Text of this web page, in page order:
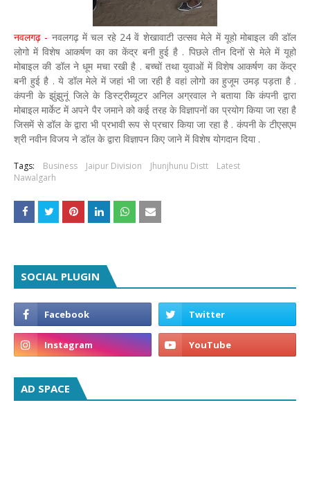
नवलगढ़ - नवलगढ़ में चल रहे 24 वें शेखावाटी उत्सव मेले में यूहो मोबाइल की डॉल
लोगो में विशेष आकर्षण का का केंद्र बनी हुई है . पिछले तीन दिनों से मेले में यूहो
मोबाइल की डॉल ने धूम मचा रखी है . बच्चों तथा युवाओं में विशेष आकर्षण का केंद्र
बनी हुई है . ये डॉल मेले में जहां भी जा रही है वहां लोगो का हुजूम उमड़ पड़ता है .
कंपनी के झुंझुनूं जिले के डिस्ट्रीब्यूटर अनिल अग्रवाल ने बताया कि कंपनी द्वारा
मोबाइल मार्केट में अपने पैर जमाने को कई तरह के विज्ञापनों का प्रयोग किया जा रहा है
जिसमें से डॉल के द्वारा भी प्रभावी रूप से प्रचार किया जा रहा है . कंपनी के टीएसएम
श्री नवीन विजय ने डॉल के द्वारा विज्ञापन किए जाने में विशेष योगदान दिया .
Tags: Business Jaipur Division Jhunjhunu Distt
Latest
Nawalgarh
SOCIAL PLUGIN
AD SPACE